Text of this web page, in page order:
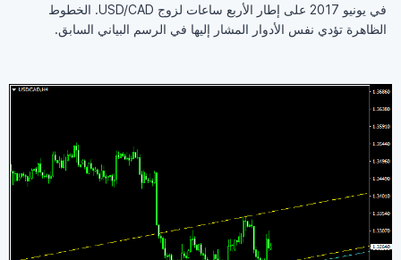
في يونيو 2017 على إطار الأربع ساعات لزوج USD/CAD. الخطوط
الظاهرة تؤدي نفس الأدوار المشار إليها في الرسم البياني السابق.